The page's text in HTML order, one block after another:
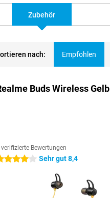
Zubehör
nach: Empfohlen
Buds Wireless Gelb
Bewertungen
Sterne Sehr gut 8,4